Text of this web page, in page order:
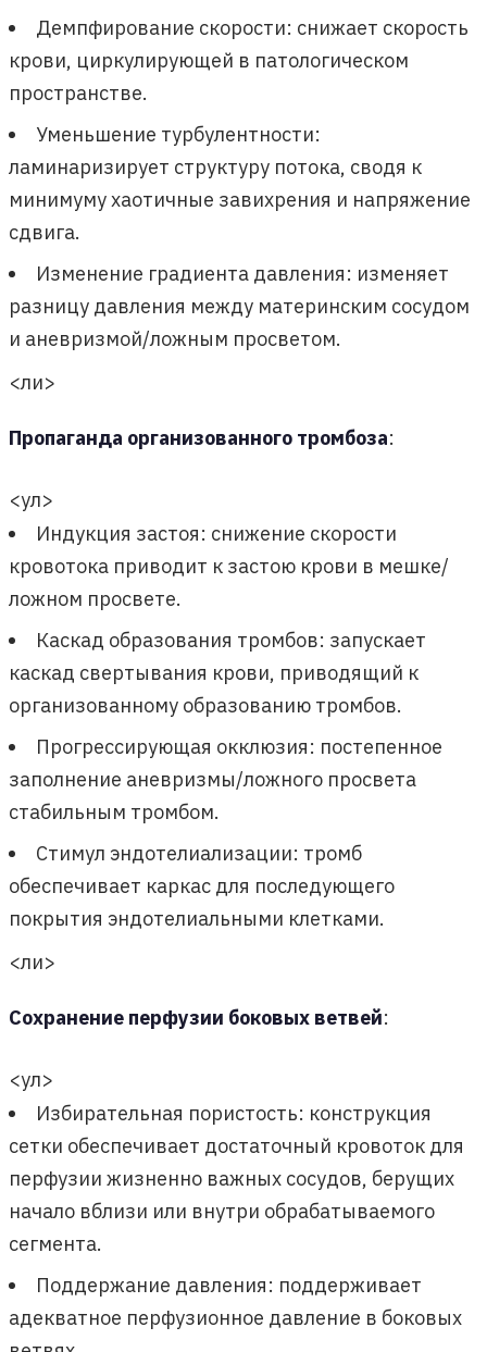
Демпфирование скорости: снижает скорость
крови, циркулирующей в патологическом
пространстве.
Уменьшение турбулентности:
ламинаризирует структуру потока, сводя к
минимуму хаотичные завихрения и напряжение
сдвига.
Изменение градиента давления: изменяет
разницу давления между материнским сосудом
и аневризмой/ложным просветом.
<ли>
Пропаганда организованного тромбоза:
<ул>
Индукция застоя: снижение скорости
кровотока приводит к застою крови в мешке/
ложном просвете.
Каскад образования тромбов: запускает
каскад свертывания крови, приводящий к
организованному образованию тромбов.
Прогрессирующая окклюзия: постепенное
заполнение аневризмы/ложного просвета
стабильным тромбом.
Стимул эндотелиализации: тромб
обеспечивает каркас для последующего
покрытия эндотелиальными клетками.
<ли>
Сохранение перфузии боковых ветвей:
<ул>
Избирательная пористость: конструкция
сетки обеспечивает достаточный кровоток для
перфузии жизненно важных сосудов, берущих
начало вблизи или внутри обрабатываемого
сегмента.
Поддержание давления: поддерживает
адекватное перфузионное давление в боковых